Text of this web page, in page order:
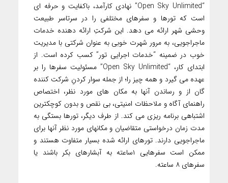
“Open Sky Unlimited” نهادی کارآمد، باکفایت و حرفه ای
است که تورها و سفرهای مختلفی را در سرتاسر طبیعت
وحشی شهر ارائه می دهد. این شرکتِ ارائه دهنده خدمات
ماجراجویی، به مرور شهرت خوبی به عنوان شرکتی با مدیریت
خوب در ضمینه “خدمات اجرایی تور” کسب کرده است. از
ابتدای کار، “Open Sky Unlimited” مسئولیت سفرها را بر
عهده می گیرد و همه چیز را؛ از جمله سوار کردنِ شرکت کننده
گان از و رساندن آنها به مکان های مورد نظر، اختصاص
راهنمای آگاه و ملاحظات امنیتی، بی نقص و بدون کوچکترین
اشتباهی برنامه ریزی می کند. از طرف دیگر، تورها بستگی به
مدت زمان درخواستی متقاضیان و مکانهای مورد نظر آنها برای
ماجراجویی دارند. تورهای ارائه شده بسیار متفاوت هستند و
ممکن است سفرهایی ۱ساعته به آبشارهای بکر باشند یا
سفرهای ۸ ساعته.